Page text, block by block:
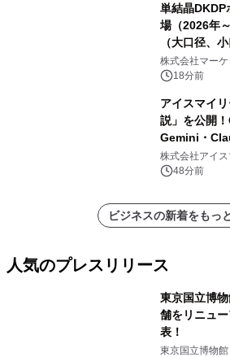
単結晶DKDP
場（2026年
（大口径、
発表
株式会社マー
18分前
アイスマイ
説」を公開
Gemini・
比較―自社に
かる実践ガイ
株式会社アイ
48分前
ビジネスの新着をもっ
人気のプレスリリース
東京国立博
舗をリニュ
表！
東京国立博物館